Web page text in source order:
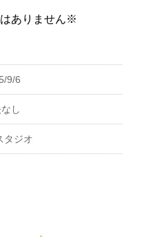
ありません※
9/6
なし
タジオ